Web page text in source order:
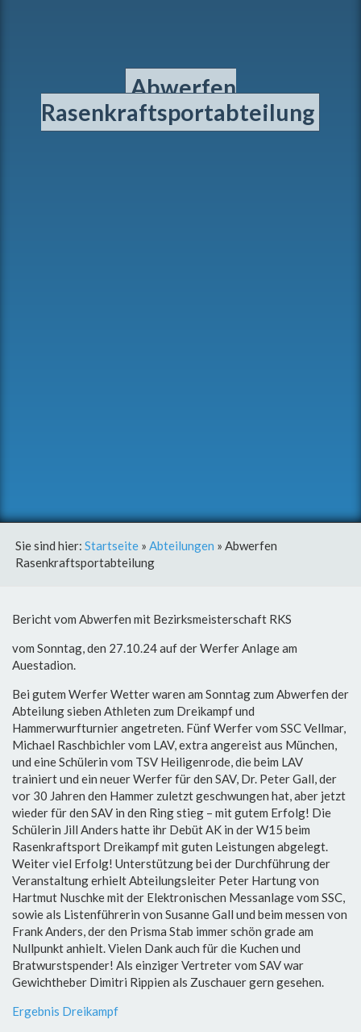
Abwerfen
Rasenkraftsportabteilung
Sie sind hier: Startseite » Abteilungen » Abwerfen
Rasenkraftsportabteilung
Bericht vom Abwerfen mit Bezirksmeisterschaft RKS
vom Sonntag, den 27.10.24 auf der Werfer Anlage am
Auestadion.
Bei gutem Werfer Wetter waren am Sonntag zum Abwerfen der
Abteilung sieben Athleten zum Dreikampf und
Hammerwurfturnier angetreten. Fünf Werfer vom SSC Vellmar,
Michael Raschbichler vom LAV, extra angereist aus München,
und eine Schülerin vom TSV Heiligenrode, die beim LAV
trainiert und ein neuer Werfer für den SAV, Dr. Peter Gall, der
vor 30 Jahren den Hammer zuletzt geschwungen hat, aber jetzt
wieder für den SAV in den Ring stieg – mit gutem Erfolg! Die
Schülerin Jill Anders hatte ihr Debüt AK in der W15 beim
Rasenkraftsport Dreikampf mit guten Leistungen abgelegt.
Weiter viel Erfolg! Unterstützung bei der Durchführung der
Veranstaltung erhielt Abteilungsleiter Peter Hartung von
Hartmut Nuschke mit der Elektronischen Messanlage vom SSC,
sowie als Listenführerin von Susanne Gall und beim messen von
Frank Anders, der den Prisma Stab immer schön grade am
Nullpunkt anhielt. Vielen Dank auch für die Kuchen und
Bratwurstspender! Als einziger Vertreter vom SAV war
Gewichtheber Dimitri Rippien als Zuschauer gern gesehen.
Ergebnis Dreikampf